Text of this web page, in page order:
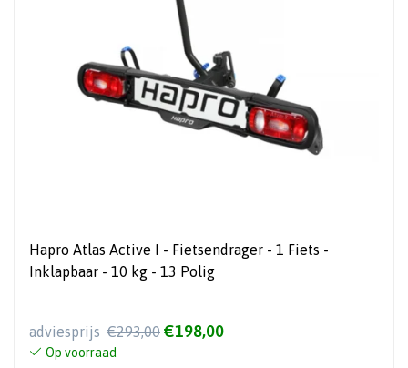
Hapro Atlas Active I - Fietsendrager - 1 Fiets -
Inklapbaar - 10 kg - 13 Polig
adviesprijs €293,00 €198,00
Op voorraad